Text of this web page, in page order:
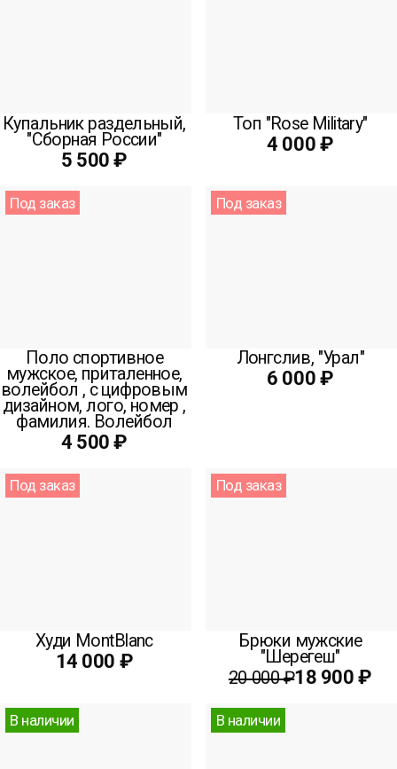
Купальник раздельный,
"Сборная России"
5 500 ₽
Топ "Rose Military"
4 000 ₽
Под заказ
Поло спортивное
мужское, приталенное,
волейбол , с цифровым
дизайном, лого, номер ,
фамилия. Волейбол
4 500 ₽
Под заказ
Лонгслив, "Урал"
6 000 ₽
Под заказ
Худи MontBlanc
14 000 ₽
Под заказ
Брюки мужские
"Шерегеш"
20 000 ₽18 900 ₽
В наличии В наличии